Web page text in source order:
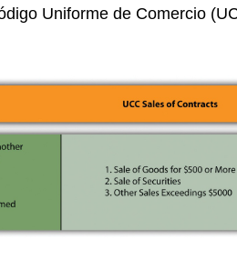
Uniforme de Comercio